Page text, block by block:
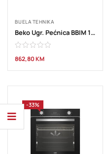
BIJELA TEHNIKA
Beko Ugr. Pećnica BBIM 113 N0X
862,80KM
-33%